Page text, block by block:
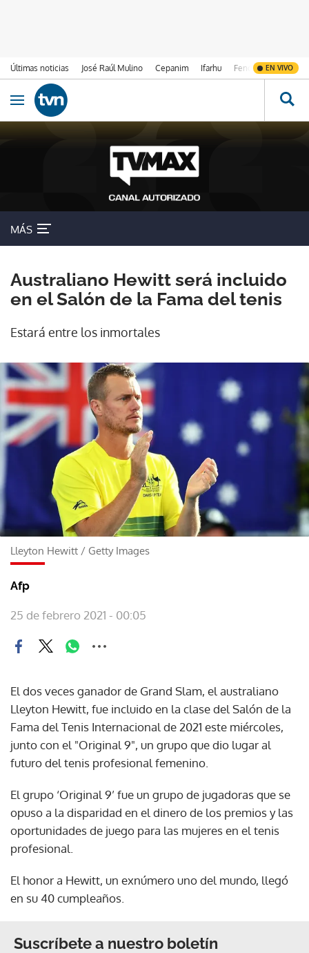
Últimas noticias José Raúl Mulino Cepanim Ifarhu Fenómeno de El
EN VIVO
Ir al contenido
Obrir navegació
MÁS
Australiano Hewitt será incluido
en el Salón de la Fama del tenis
Estará entre los inmortales
Lleyton Hewitt / Getty Images
Afp
25 de febrero 2021 - 00:05
El dos veces ganador de Grand Slam, el australiano
Lleyton Hewitt, fue incluido en la clase del Salón de la
Fama del Tenis Internacional de 2021 este miércoles,
junto con el "Original 9", un grupo que dio lugar al
futuro del tenis profesional femenino.
El grupo ‘Original 9’ fue un grupo de jugadoras que se
opuso a la disparidad en el dinero de los premios y las
oportunidades de juego para las mujeres en el tenis
profesional.
El honor a Hewitt, un exnúmero uno del mundo, llegó
en su 40 cumpleaños.
Suscríbete a nuestro boletín